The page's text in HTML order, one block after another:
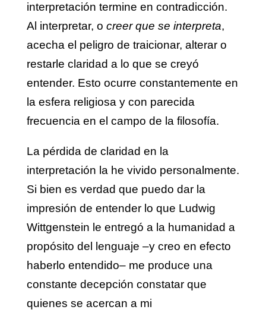
interpretación termine en contradicción.
Al interpretar, o creer que se interpreta,
acecha el peligro de traicionar, alterar o
restarle claridad a lo que se creyó
entender. Esto ocurre constantemente en
la esfera religiosa y con parecida
frecuencia en el campo de la filosofía.
La pérdida de claridad en la
interpretación la he vivido personalmente.
Si bien es verdad que puedo dar la
impresión de entender lo que Ludwig
Wittgenstein le entregó a la humanidad a
propósito del lenguaje –y creo en efecto
haberlo entendido– me produce una
constante decepción constatar que
quienes se acercan a mi